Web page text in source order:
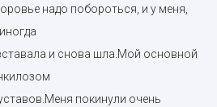
надо побороться, и у меня,
и снова шла.Мой основной
покинули очень